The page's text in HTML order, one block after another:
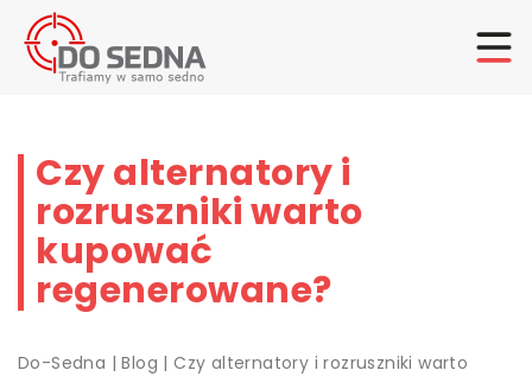
Czy alternatory i
rozruszniki warto
kupować
regenerowane?
Do-Sedna |Blog |Czy alternatory i rozruszniki warto